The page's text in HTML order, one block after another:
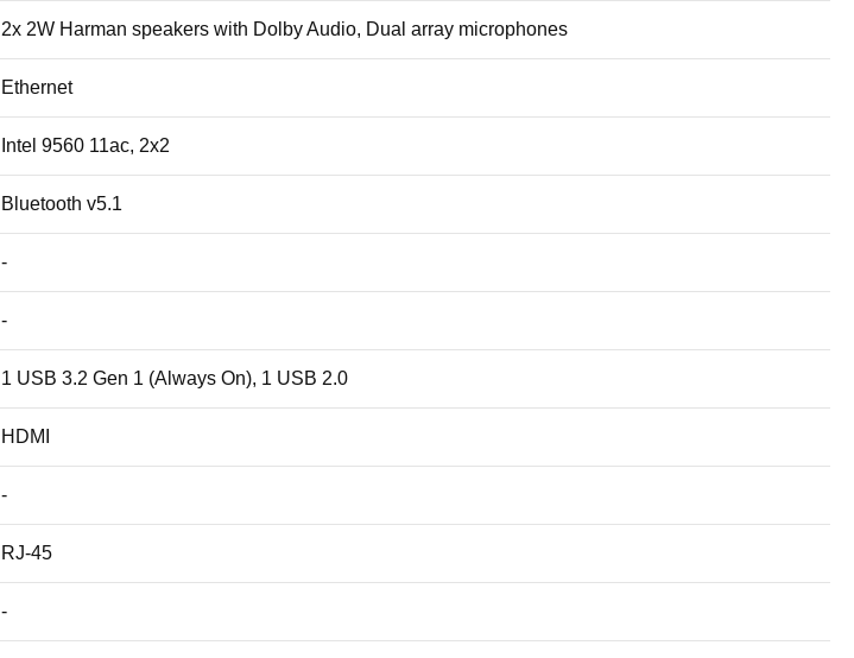
2x 2W Harman speakers with Dolby Audio, Dual array microphones
Ethernet
Intel 9560 11ac, 2x2
Bluetooth v5.1
-
-
1 USB 3.2 Gen 1 (Always On), 1 USB 2.0
HDMI
-
RJ-45
-